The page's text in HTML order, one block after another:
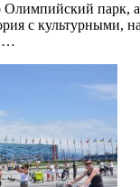
парк,
с культурными,